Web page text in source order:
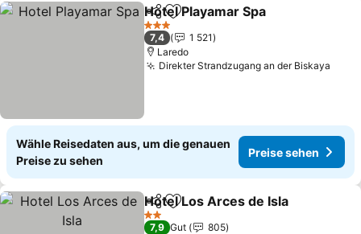
TeilenZu Favoriten hinzufügen
Hotel Playamar Spa
3 Sterne
7,4
1 521
Laredo
Direkter Strandzugang an der Biskaya
Wähle Reisedaten aus, um die genauen
Preise zu sehen
Preise sehen
TeilenZu Favoriten hinzufügen
Hotel Los Arces de Isla
2 Sterne
7,9 Gut
805